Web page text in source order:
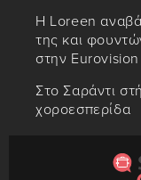
Η Loreen
της και
στην Eurovision
Στο Σαράντι
χοροεσπερίδα